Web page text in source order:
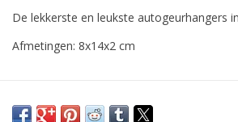
De lekkerste en leukste autogeurhangers
Afmetingen: 8x14x2 cm